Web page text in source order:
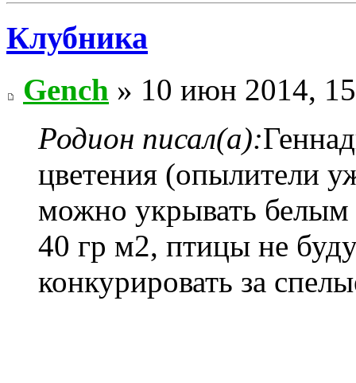
Клубника
Gench » 10 июн 2014,
Родион писал(а):
цветения (опылители
можно укрывать белым
40 гр м2, птицы не
конкурировать за